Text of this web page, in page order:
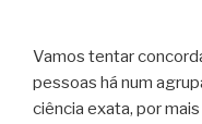
Vamos tentar
pessoas há num
ciência exata, por